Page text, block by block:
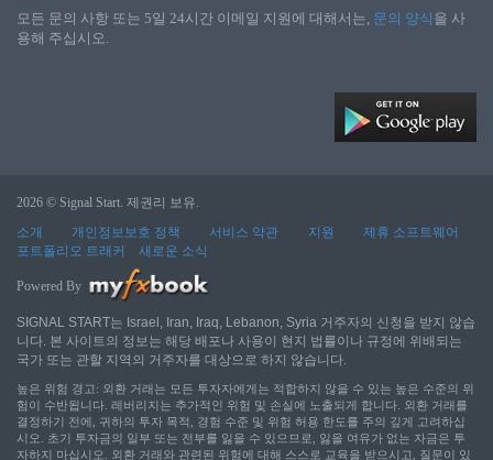
모든 문의 사항 또는 5일 24시간 이메일 지원에 대해서는, 문의 양식 을 사
용해 주십시오.
2026 © Signal Start. 제권리 보유.
소개
개인정보보호 정책 서비스 약관 지원
제휴 소프트웨어
포트폴리오 트래커
새로운 소식
Powered By
SIGNAL START는 Israel, Iran, Iraq, Lebanon, Syria 거주자의 신청을 받지 않습
니다. 본 사이트의 정보는 해당 배포나 사용이 현지 법률이나 규정에 위배되는
국가 또는 관할 지역의 거주자를 대상으로 하지 않습니다.
높은 위험 경고: 외환 거래는 모든 투자자에게는 적합하지 않을 수 있는 높은 수준의 위
험이 수반됩니다. 레버리지는 추가적인 위험 및 손실에 노출되게 합니다. 외환 거래를
결정하기 전에, 귀하의 투자 목적, 경험 수준 및 위험 허용 한도를 주의 깊게 고려하십
시오. 초기 투자금의 일부 또는 전부를 잃을 수 있으므로, 잃을 여유가 없는 자금은 투
자하지 마십시오. 외환 거래와 관련된 위험에 대해 스스로 교육을 받으시고, 질문이 있